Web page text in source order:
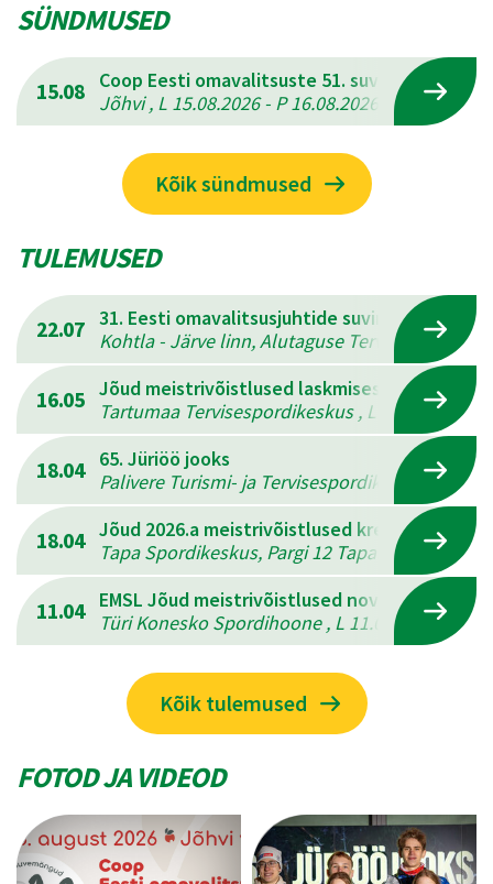
SÜNDMUSED
15.08
Coop Eesti omavalitsuste 51. suvemängud
Jõhvi , L 15.08.2026 - P 16.08.2026
Kõik sündmused
TULEMUSED
22.07 31. Eesti omavalitsusjuhtide suvine
Kohtla - Järve linn, Alutaguse
16.05 Jõud meistrivõistlused laskmises
Tartumaa Tervisespordikeskus , L 16.05.2026 -
18.04
65. Jüriöö jooks
Palivere Turismi- ja Tervisespordikeskus , L
18.04 Jõud 2026.a meistrivõistlused kreeka-rooma
Tapa Spordikeskus, Pargi 12 Tapal , L
11.04
EMSL Jõud meistrivõistlused novuses
Türi Konesko Spordihoone , L 11.04.2026 - P
Kõik tulemused
FOTOD JA VIDEOD